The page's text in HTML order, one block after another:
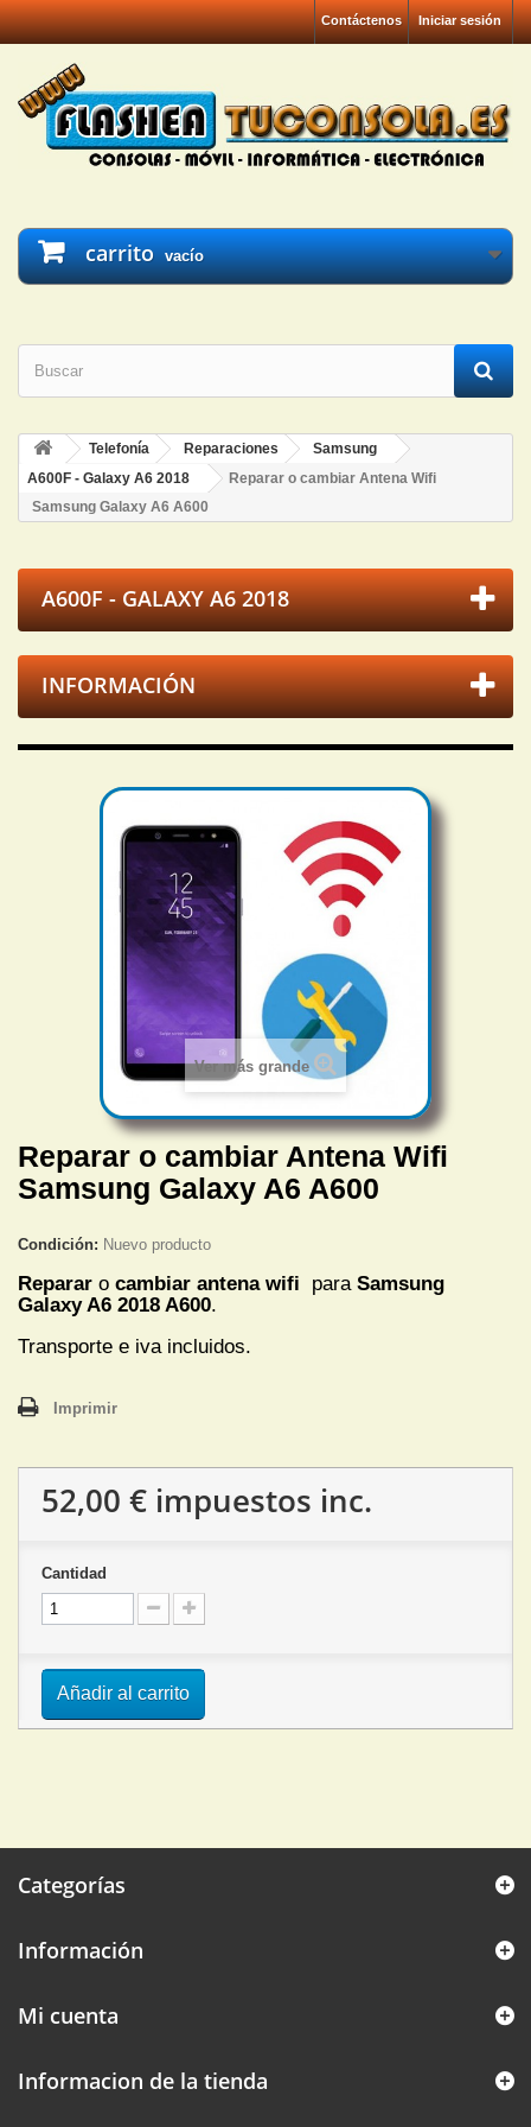
Iniciar sesión
Contáctenos
carrito vacío
Telefonía Reparaciones
Samsung
A600F - Galaxy A6 2018
Reparar o cambiar Antena Wifi
Samsung Galaxy A6 A600
A600F - GALAXY A6 2018
INFORMACIÓN
Ver más grande
Reparar o cambiar Antena Wifi
Samsung Galaxy A6 A600
Condición: Nuevo producto
Reparar o cambiar antena wifi para Samsung
Galaxy A6 2018 A600.
Transporte e iva incluidos.
Imprimir
52,00 € impuestos inc.
Cantidad
Añadir al carrito
Categorías
Información
Mi cuenta
Informacion de la tienda